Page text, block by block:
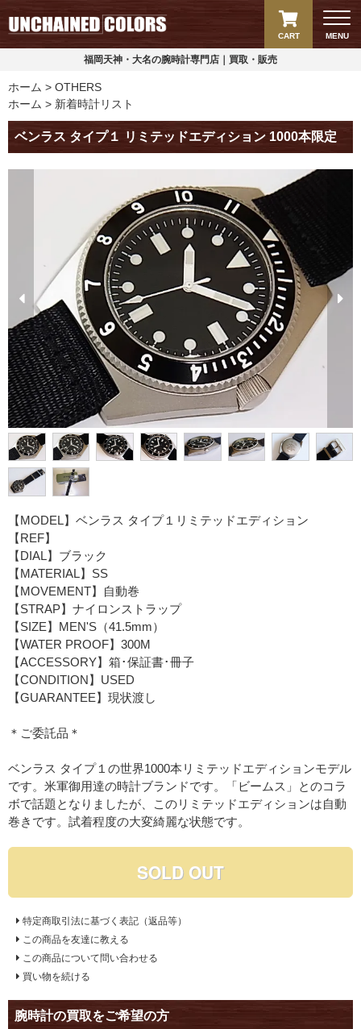
MENU
CART
福岡天神・大名の腕時計専門店｜買取・販売
ホーム
OTHERS
ホーム
新着時計リスト
ベンラス タイプ１ リミテッドエディション 1000本限定
【MODEL】ベンラス タイプ１リミテッドエディション
【REF】
【DIAL】ブラック
【MATERIAL】SS
【MOVEMENT】自動巻
【STRAP】ナイロンストラップ
【SIZE】MEN'S（41.5mm）
【WATER PROOF】300M
【ACCESSORY】箱･保証書･冊子
【CONDITION】USED
【GUARANTEE】現状渡し
＊ご委託品＊
ベンラス タイプ１の世界1000本リミテッドエディションモデル
です。米軍御用達の時計ブランドです。「ビームス」とのコラ
ボで話題となりましたが、このリミテッドエディションは自動
巻きです。試着程度の大変綺麗な状態です。
SOLD OUT
特定商取引法に基づく表記（返品等）
この商品を友達に教える
この商品について問い合わせる
買い物を続ける
腕時計の買取をご希望の方